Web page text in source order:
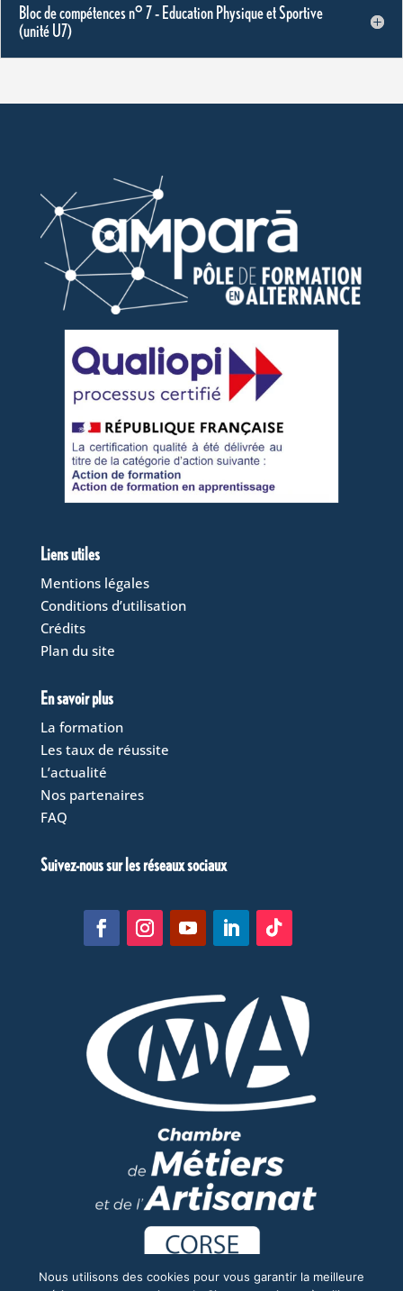
Bloc de compétences n° 7 – Education Physique et Sportive
(unité U7)
Liens utiles
Mentions légales
Conditions d’utilisation
Crédits
Plan du site
En savoir plus
La formation
Les taux de réussite
L’actualité
Nos partenaires
FAQ
Suivez-nous sur les réseaux sociaux
Nous utilisons des cookies pour vous garantir la meilleure